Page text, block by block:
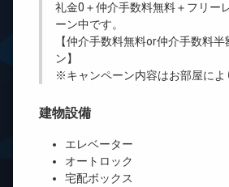
礼金0 ＋仲介手数料無料＋ フリー
ーン中です。
【仲介手数料無料or仲介手数料
ン】
※キャンペーン内容はお部屋によ
建物設備
エレベーター
オートロック
宅配ボックス